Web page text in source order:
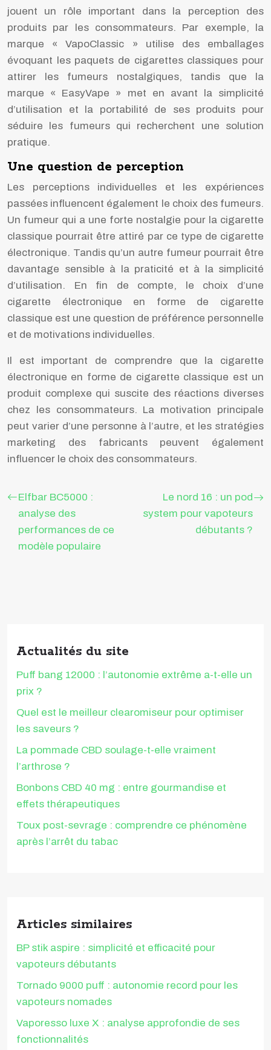
jouent un rôle important dans la perception des
produits par les consommateurs. Par exemple, la
marque « VapoClassic » utilise des emballages
évoquant les paquets de cigarettes classiques pour
attirer les fumeurs nostalgiques, tandis que la
marque « EasyVape » met en avant la simplicité
d’utilisation et la portabilité de ses produits pour
séduire les fumeurs qui recherchent une solution
pratique.
Une question de perception
Les perceptions individuelles et les expériences
passées influencent également le choix des fumeurs.
Un fumeur qui a une forte nostalgie pour la cigarette
classique pourrait être attiré par ce type de cigarette
électronique. Tandis qu’un autre fumeur pourrait être
davantage sensible à la praticité et à la simplicité
d’utilisation. En fin de compte, le choix d’une
cigarette électronique en forme de cigarette
classique est une question de préférence personnelle
et de motivations individuelles.
Il est important de comprendre que la cigarette
électronique en forme de cigarette classique est un
produit complexe qui suscite des réactions diverses
chez les consommateurs. La motivation principale
peut varier d’une personne à l’autre, et les stratégies
marketing des fabricants peuvent également
influencer le choix des consommateurs.
Elfbar BC5000 :
analyse des
performances de ce
modèle populaire
Le nord 16 : un pod
system pour vapoteurs
débutants ?
Actualités du site
Puff bang 12000 : l’autonomie extrême a-t-elle un
prix ?
Quel est le meilleur clearomiseur pour optimiser
les saveurs ?
La pommade CBD soulage-t-elle vraiment
l’arthrose ?
Bonbons CBD 40 mg : entre gourmandise et
effets thérapeutiques
Toux post-sevrage : comprendre ce phénomène
après l’arrêt du tabac
Articles similaires
BP stik aspire : simplicité et efficacité pour
vapoteurs débutants
Tornado 9000 puff : autonomie record pour les
vapoteurs nomades
Vaporesso luxe X : analyse approfondie de ses
fonctionnalités